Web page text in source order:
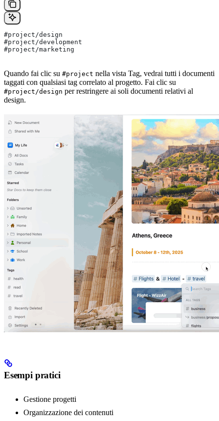
#project/design
#project/development
#project/marketing
Quando fai clic su #project nella vista Tag, vedrai tutti i documenti
taggati con qualsiasi tag correlato al progetto. Fai clic su
#project/design per restringere ai soli documenti relativi al
design.
Esempi pratici
Gestione progetti
Organizzazione dei contenuti